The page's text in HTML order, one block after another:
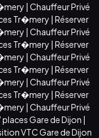
| Chauffeur Privé
Tr�mery | Réserver
| Chauffeur Privé
Tr�mery | Réserver
| Chauffeur Privé
Tr�mery | Réserver
| Chauffeur Privé
Tr�mery | Réserver
| Chauffeur Privé
places Gare de Dijon |
VTC Gare de Dijon